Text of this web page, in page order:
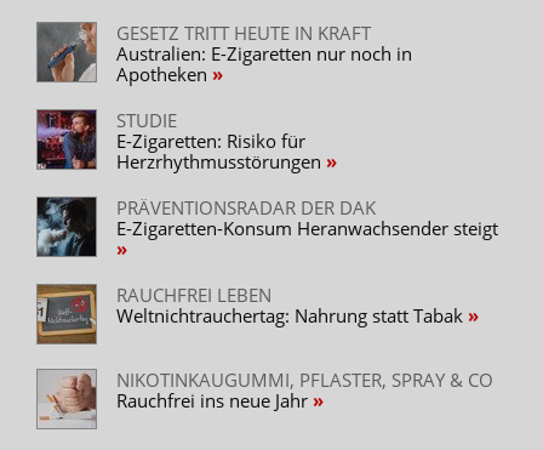
GESETZ TRITT HEUTE IN KRAFT
Australien: E-Zigaretten nur noch in
Apotheken
STUDIE
E-Zigaretten: Risiko für
Herzrhythmusstörungen
PRÄVENTIONSRADAR DER DAK
E-Zigaretten-Konsum Heranwachsender steigt
RAUCHFREI LEBEN
Weltnichtrauchertag: Nahrung statt Tabak
NIKOTINKAUGUMMI, PFLASTER, SPRAY & CO
Rauchfrei ins neue Jahr